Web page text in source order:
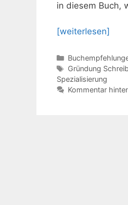
in diesem Buch,
[weiterlesen]
Kategorien
Schlagwörter
Gründung
Spezialisierung
Kommentar